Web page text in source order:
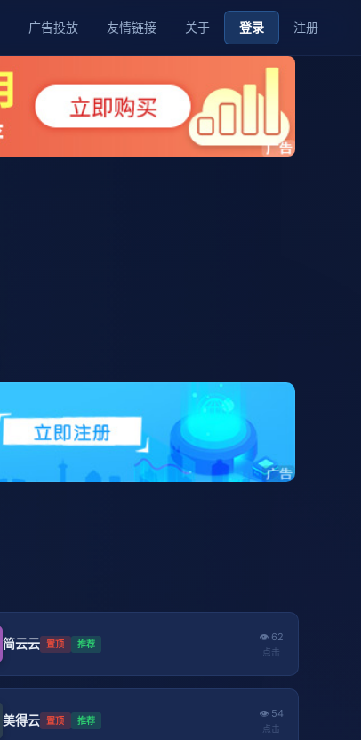
广告投放 友情链接 关于 登录 注册
简云云 置顶 推荐
👁 62
点击
美得云 置顶 推荐
👁 54
点击